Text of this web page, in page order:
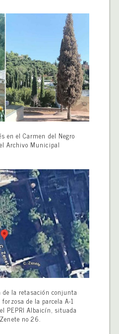
en el Carmen del Negro
Archivo Municipal
la retasación conjunta
de la parcela A-1
PEPRI Albaicín, situada
no 26.